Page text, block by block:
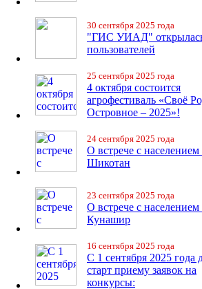
30 сентября 2025 года
"ГИС УИАД"
пользователей
25 сентября 2025 года
4 октября состоится
агрофестиваль «Своё
Островное – 2025»!
24 сентября 2025 года
О встрече с населением
Шикотан
23 сентября 2025 года
О встрече с населением
Кунашир
16 сентября 2025 года
С 1 сентября 2025 года
старт приему заявок на
конкурсы: